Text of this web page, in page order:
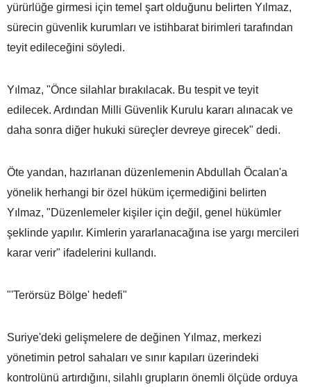
yürürlüğe girmesi için temel şart olduğunu belirten Yılmaz,
sürecin güvenlik kurumları ve istihbarat birimleri tarafından
teyit edileceğini söyledi.
Yılmaz, "Önce silahlar bırakılacak. Bu tespit ve teyit
edilecek. Ardından Milli Güvenlik Kurulu kararı alınacak ve
daha sonra diğer hukuki süreçler devreye girecek" dedi.
Öte yandan, hazırlanan düzenlemenin Abdullah Öcalan'a
yönelik herhangi bir özel hüküm içermediğini belirten
Yılmaz, "Düzenlemeler kişiler için değil, genel hükümler
şeklinde yapılır. Kimlerin yararlanacağına ise yargı mercileri
karar verir" ifadelerini kullandı.
"'Terörsüz Bölge' hedefi"
Suriye'deki gelişmelere de değinen Yılmaz, merkezi
yönetimin petrol sahaları ve sınır kapıları üzerindeki
kontrolünü artırdığını, silahlı grupların önemli ölçüde orduya